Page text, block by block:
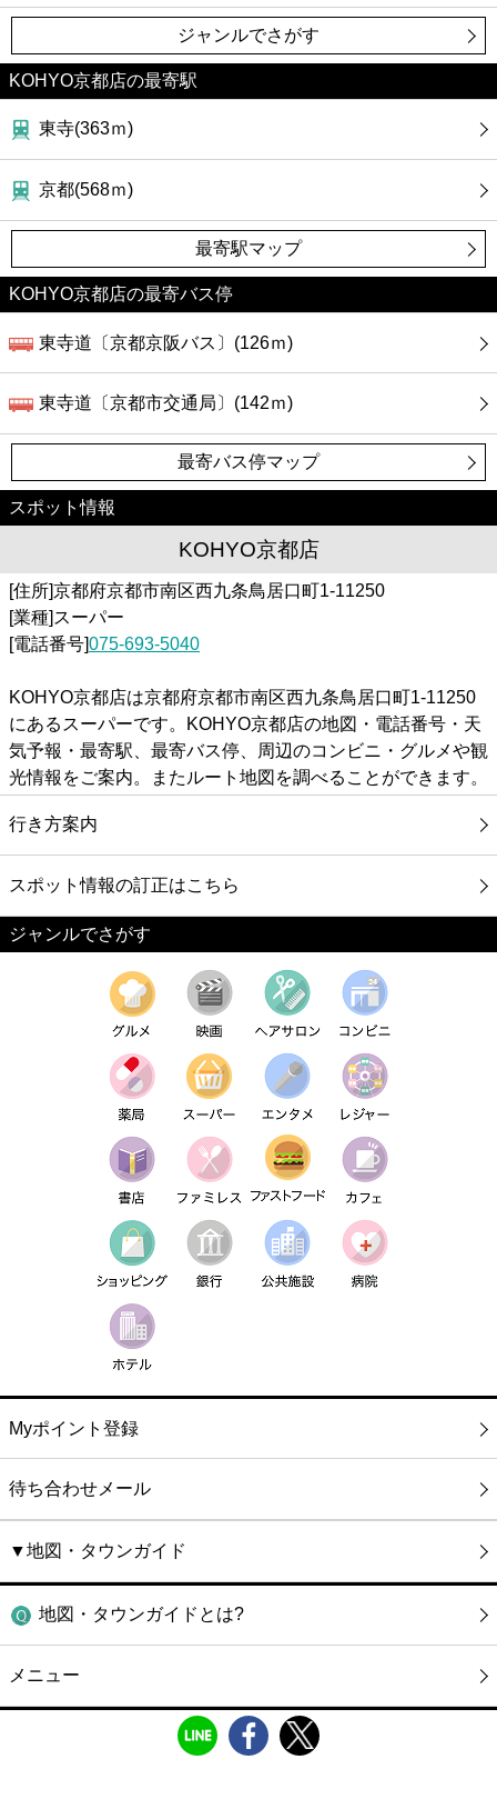
ジャンルでさがす
KOHYO京都店の最寄駅
東寺(363ｍ)
京都(568ｍ)
最寄駅マップ
KOHYO京都店の最寄バス停
東寺道〔京都京阪バス〕(126ｍ)
東寺道〔京都市交通局〕(142ｍ)
最寄バス停マップ
スポット情報
KOHYO京都店
[住所]京都府京都市南区西九条鳥居口町1-11250
[業種]スーパー
[電話番号]075-693-5040
KOHYO京都店は京都府京都市南区西九条鳥居口町1-11250
にあるスーパーです。KOHYO京都店の地図・電話番号・天
気予報・最寄駅、最寄バス停、周辺のコンビニ・グルメや観
光情報をご案内。またルート地図を調べることができます。
行き方案内
スポット情報の訂正はこちら
ジャンルでさがす
Myポイント登録
待ち合わせメール
▼地図・タウンガイド
地図・タウンガイドとは?
メニュー